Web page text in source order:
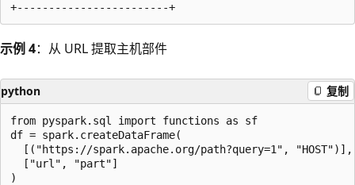
示例 4：从 URL 提取主机部件
python 复制
from pyspark.sql import functions as sf
df = spark.createDataFrame(
  [("https://spark.apache.org/path?query=1", "HOST")],
  ["url", "part"]
)